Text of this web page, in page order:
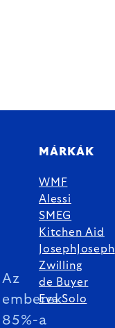
Az
emberek
85%-a
MÁRKÁK
WMF
Alessi
SMEG
Kitchen Aid
JosephJoseph
Zwilling
de Buyer
Eva Solo